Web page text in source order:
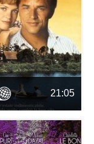
21:05